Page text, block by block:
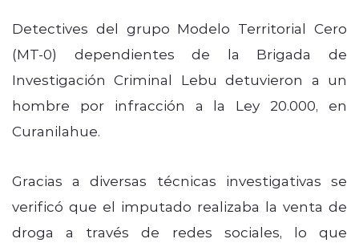
Detectives del grupo Modelo Territorial Cero
(MT-0) dependientes de la Brigada de
Investigación Criminal Lebu detuvieron a un
hombre por infracción a la Ley 20.000, en
Curanilahue.
Gracias a diversas técnicas investigativas se
verificó que el imputado realizaba la venta de
droga a través de redes sociales, lo que